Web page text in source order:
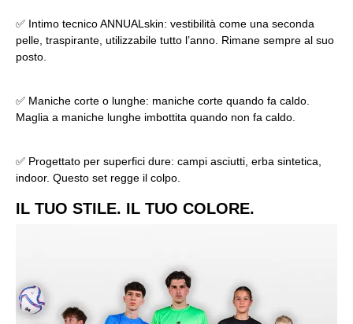
✅ Intimo tecnico ANNUALskin: vestibilità come una seconda
pelle, traspirante, utilizzabile tutto l’anno. Rimane sempre al suo
posto.
✅ Maniche corte o lunghe: maniche corte quando fa caldo.
Maglia a maniche lunghe imbottita quando non fa caldo.
✅ Progettato per superfici dure: campi asciutti, erba sintetica,
indoor. Questo set regge il colpo.
IL TUO STILE. IL TUO COLORE.